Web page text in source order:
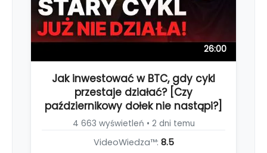
26:00
Jak inwestować w BTC, gdy cykl
przestaje działać? [Czy
październikowy dołek nie nastąpi?]
4 663 wyświetleń • 2 dni temu
VideoWiedza™: 8.5